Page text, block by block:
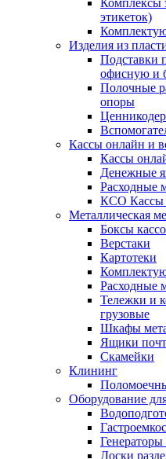
Комплексы
этикеток)
Изделия из
Подставки
офисную и
Полочные
опоры
Кассы онлайн и
Кассы
Денежные
Расходные
КСО Кассы
Металлическая
Боксы
Верстаки
Картотеки
Расходные
Тележки и
грузовые
Шкафы
Ящики
Скамейки
Клининг
Оборудование
Генераторы
Доски